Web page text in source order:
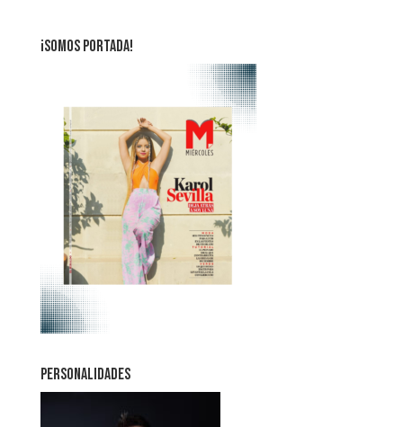
¡SOMOS PORTADA!
PERSONALIDADES